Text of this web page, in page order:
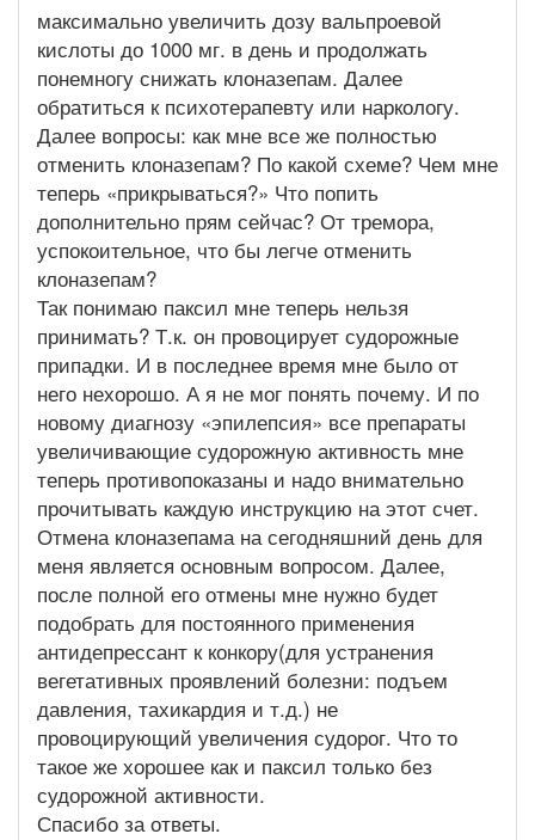
максимально увеличить дозу вальпроевой
кислоты до 1000 мг. в день и продолжать
понемногу снижать клоназепам. Далее
обратиться к психотерапевту или наркологу.
Далее вопросы: как мне все же полностью
отменить клоназепам? По какой схеме? Чем мне
теперь «прикрываться?» Что попить
дополнительно прям сейчас? От тремора,
успокоительное, что бы легче отменить
клоназепам?
Так понимаю паксил мне теперь нельзя
принимать? Т.к. он провоцирует судорожные
припадки. И в последнее время мне было от
него нехорошо. А я не мог понять почему. И по
новому диагнозу «эпилепсия» все препараты
увеличивающие судорожную активность мне
теперь противопоказаны и надо внимательно
прочитывать каждую инструкцию на этот счет.
Отмена клоназепама на сегодняшний день для
меня является основным вопросом. Далее,
после полной его отмены мне нужно будет
подобрать для постоянного применения
антидепрессант к конкору(для устранения
вегетативных проявлений болезни: подъем
давления, тахикардия и т.д.) не
провоцирующий увеличения судорог. Что то
такое же хорошее как и паксил только без
судорожной активности.
Спасибо за ответы.